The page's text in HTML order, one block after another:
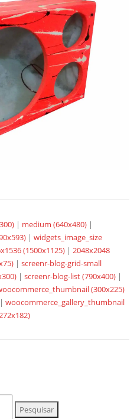
| medium (640x480) |
|widgets_image_size
(1500x1125) |2048x2048
|screenr-blog-grid-small
|screenr-blog-list (790x400) |
(300x225)
|woocommerce_gallery_thumbnail
Pesquisar